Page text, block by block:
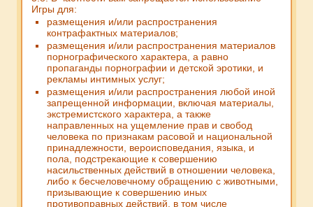
Игры для:
размещения и/или распространения
контрафактных материалов;
размещения и/или распространения материалов
порнографического характера, а равно
пропаганды порнографии и детской эротики, и
рекламы интимных услуг;
размещения и/или распространения любой иной
запрещенной информации, включая материалы,
экстремистского характера, а также
направленных на ущемление прав и свобод
человека по признакам расовой и национальной
принадлежности, вероисповедания, языка, и
пола, подстрекающие к совершению
насильственных действий в отношении человека,
либо к бесчеловечному обращению с животными,
призывающие к совершению иных
противоправных действий, в том числе